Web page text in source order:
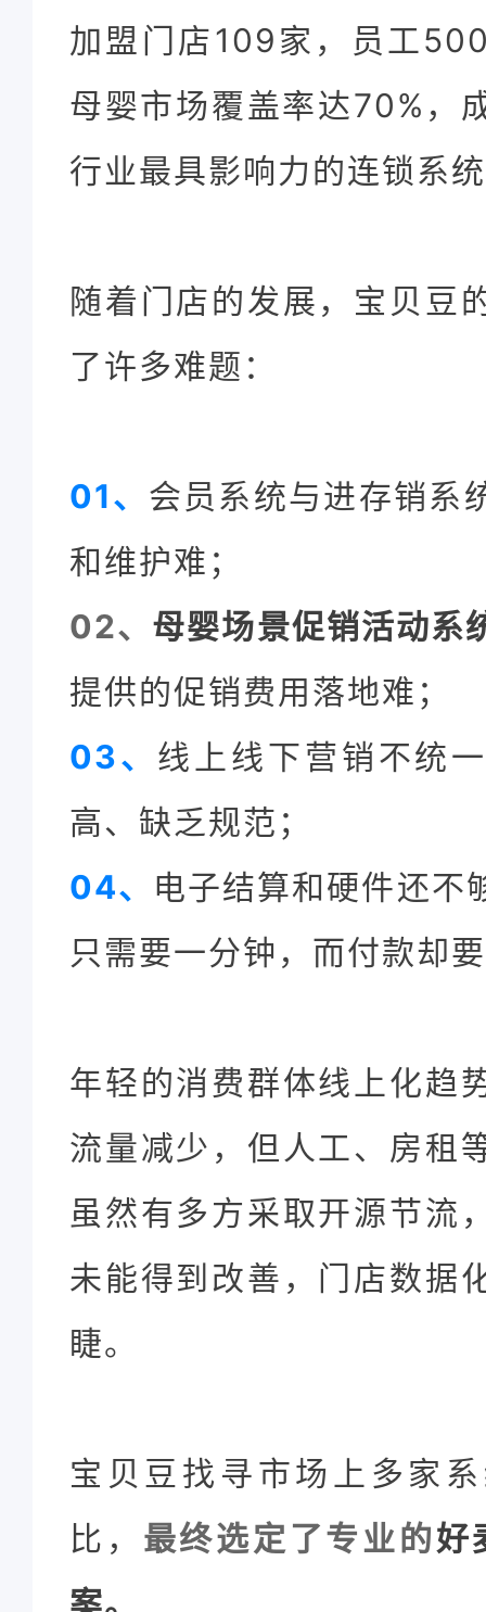
加盟门店109家，员工
母婴市场覆盖率达70%，
行业最具影响力的连锁系
随着门店的发展，宝贝豆
了许多难题：
01、 会员系统与进存销系
和维护难；
02、 母婴场景促销活动系
提供的促销费用落地难；
03、 线上线下营销不统
高、缺乏规范；
04、 电子结算和硬件还不
只需要一分钟，而付款却
年轻的消费群体线上化趋
流量减少，但人工、房租
虽然有多方采取开源节流
未能得到改善，门店数据
睫。
宝贝豆找寻市场上多家
比， 最终选定了专业的好
案。